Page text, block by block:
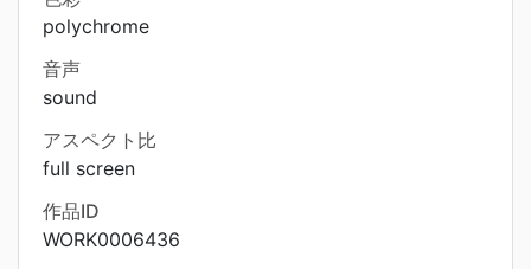
polychrome
音声
sound
アスペクト比
full screen
作品ID
WORK0006436